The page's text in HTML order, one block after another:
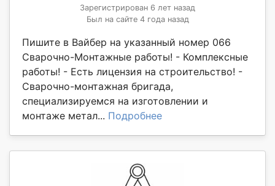
Зарегистрирован 6 лет назад
Был на сайте 4 года назад
Пишите в Вайбер на указанный номер 066
Сварочно-Монтажные работы! - Комплексные
работы! - Есть лицензия на строительство! -
Сварочно-монтажная бригада,
специализируемся на изготовлении и
монтаже метал... Подробнее